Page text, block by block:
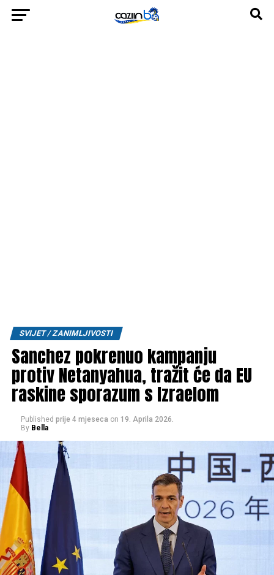
SVIJET / ZANIMLJIVOSTI
Sanchez pokrenuo kampanju
protiv Netanyahua, tražit će da EU
raskine sporazum s Izraelom
Published prije 4 mjeseca on 19. Aprila 2026.
By Bella